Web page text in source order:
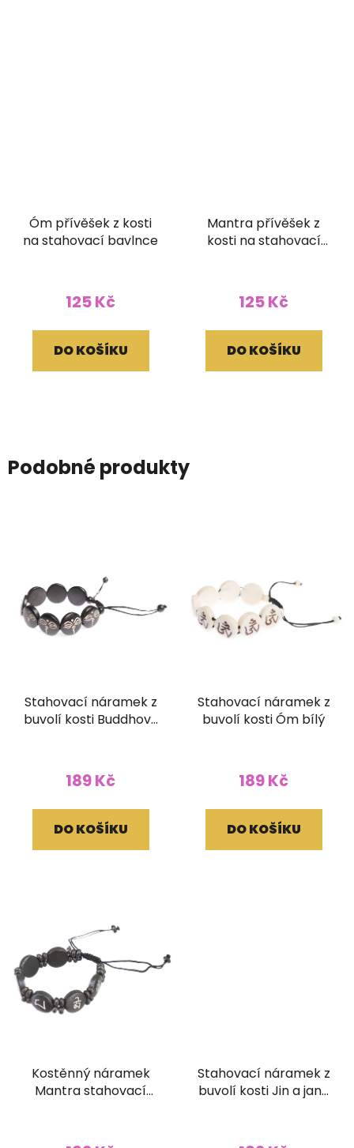
Óm přívěšek z kosti
na stahovací bavlnce
125 Kč
DO KOŠÍKU
Mantra přívěšek z
kosti na stahovací
125 Kč
DO KOŠÍKU
Podobné produkty
Stahovací náramek z
buvolí kosti Buddhovy
189 Kč
DO KOŠÍKU
Stahovací náramek z
buvolí kosti Óm bílý
189 Kč
DO KOŠÍKU
Kostěnný náramek
Mantra stahovací
Stahovací náramek z
buvolí kosti Jin a jang